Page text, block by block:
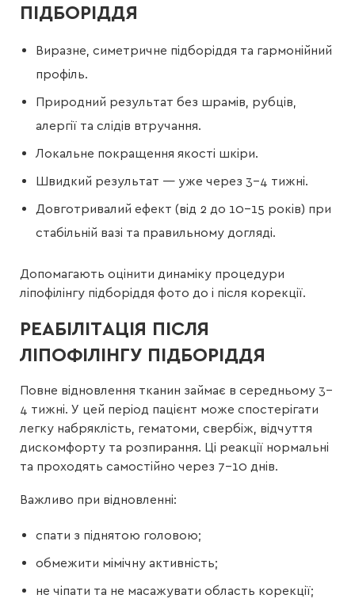
ПІДБОРІДДЯ
Виразне, симетричне підборіддя та гармонійний
профіль.
Природний результат без шрамів, рубців,
алергії та слідів втручання.
Локальне покращення якості шкіри.
Швидкий результат — уже через 3–4 тижні.
Довготривалий ефект (від 2 до 10–15 років) при
стабільній вазі та правильному догляді.
Допомагають оцінити динаміку процедури
ліпофілінгу підборіддя фото до і після корекції.
РЕАБІЛІТАЦІЯ ПІСЛЯ
ЛІПОФІЛІНГУ ПІДБОРІДДЯ
Повне відновлення тканин займає в середньому 3–
4 тижні. У цей період пацієнт може спостерігати
легку набряклість, гематоми, свербіж, відчуття
дискомфорту та розпирання. Ці реакції нормальні
та проходять самостійно через 7–10 днів.
Важливо при відновленні:
спати з піднятою головою;
обмежити мімічну активність;
не чіпати та не масажувати область корекції;